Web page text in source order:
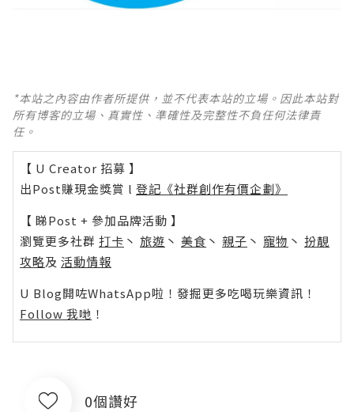
*本站之內容由作者所提供，並不代表本站的立場。因此本站對
所有博客的立場、真實性、準確性及完整性不負任何法律責
任。
【 U Creator 招募 】
出Post賺現金獎賞 l 登記《社群創作有價企劃》
【 睇Post + 參加品牌活動 】
瀏覽更多社群 打卡 丶 旅遊 丶 美食 丶 親子 丶 寵物 丶 扮靚
攻略及 活動情報
U Blog開咗WhatsApp啦！發掘更多吃喝玩樂資訊！
Follow 我哋 ！
0個讚好